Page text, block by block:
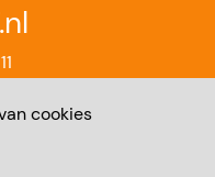
cookies